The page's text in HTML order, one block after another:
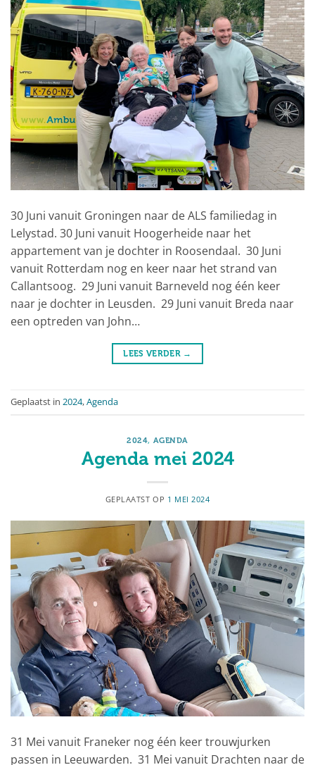
30 Juni vanuit Groningen naar de ALS familiedag in
Lelystad. 30 Juni vanuit Hoogerheide naar het
appartement van je dochter in Roosendaal. 30 Juni
vanuit Rotterdam nog en keer naar het strand van
Callantsoog. 29 Juni vanuit Barneveld nog één keer
naar je dochter in Leusden. 29 Juni vanuit Breda naar
een optreden van John…
LEES VERDER →
Geplaatst in 2024,Agenda
2024, AGENDA
Agenda mei 2024
GEPLAATST OP 1 MEI 2024
31 Mei vanuit Franeker nog één keer trouwjurken
passen in Leeuwarden. 31 Mei vanuit Drachten naar de